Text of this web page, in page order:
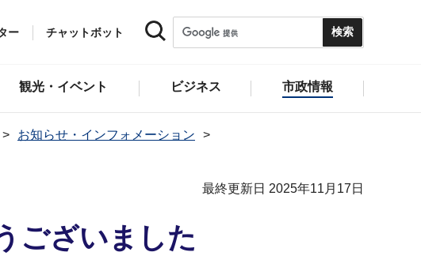
ー チャットボット
観光・イベント ビジネス 市政情報
お知らせ・インフォメーション
最終更新日 2025年11月17日
ございました